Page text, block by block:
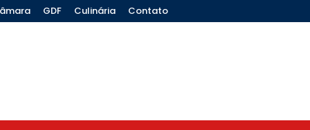
GDF Culinária Contato